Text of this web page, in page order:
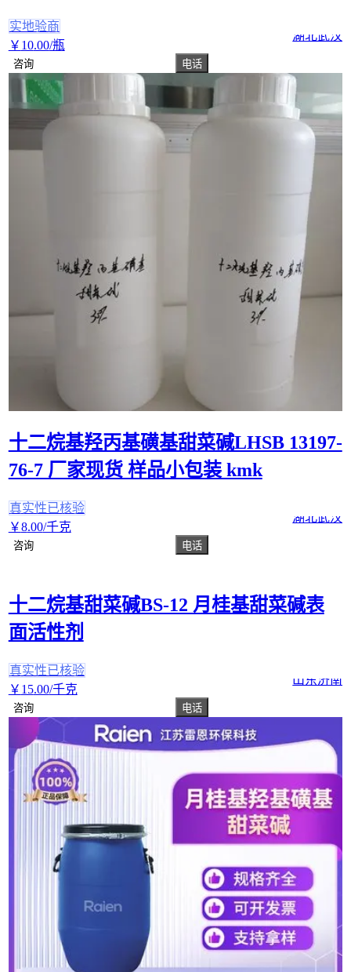
实地验商
￥ 10.00/瓶
湖北武汉
咨询 电话
十二烷基羟丙基磺基甜菜碱LHSB 13197-
76-7 厂家现货 样品小包装 kmk
真实性已核验
￥8.00/千克
湖北武汉
咨询 电话
十二烷基甜菜碱BS-12 月桂基甜菜碱表
面活性剂
真实性已核验
￥ 15.00/千克
山东济南
咨询 电话